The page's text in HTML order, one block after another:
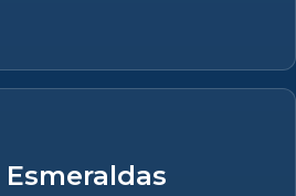
Esmeraldas